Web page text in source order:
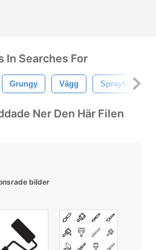
In Searches For
Grungy Vägg Sprayfärg
Ner Den Här Filen
bilder